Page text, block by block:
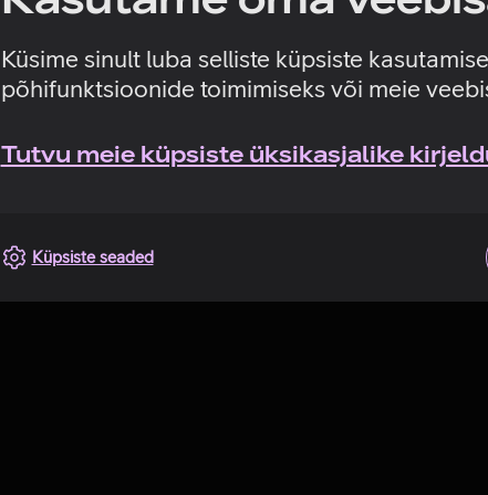
Küsime sinult luba selliste küpsiste
põhifunktsioonide toimimiseks või meie
Tutvu meie küpsiste üksikasjalike
Küpsiste seaded